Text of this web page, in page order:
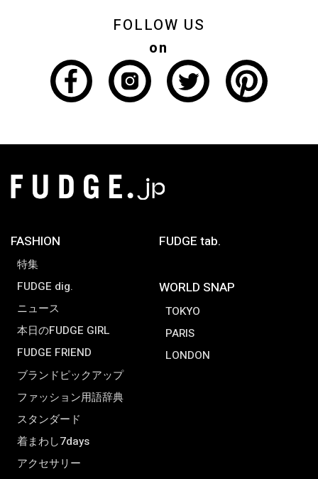
FOLLOW US
on
FASHION
特集
FUDGE dig.
ニュース
本日のFUDGE GIRL
FUDGE FRIEND
ブランドピックアップ
ファッション用語辞典
スタンダード
着まわし7days
アクセサリー
FUDGE tab.
WORLD SNAP
TOKYO
PARIS
LONDON